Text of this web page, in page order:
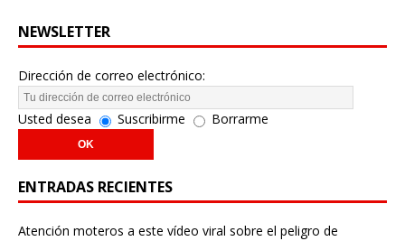
NEWSLETTER
Dirección de correo electrónico:
Usted desea Suscribirme Borrarme
ENTRADAS RECIENTES
Atención moteros a este vídeo viral sobre el peligro de